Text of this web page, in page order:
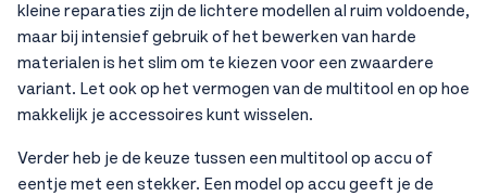
kleine reparaties zijn de lichtere modellen al ruim voldoende,
maar bij intensief gebruik of het bewerken van harde
materialen is het slim om te kiezen voor een zwaardere
variant. Let ook op het vermogen van de multitool en op hoe
makkelijk je accessoires kunt wisselen.
Verder heb je de keuze tussen een multitool op accu of
eentje met een stekker. Een model op accu geeft je de